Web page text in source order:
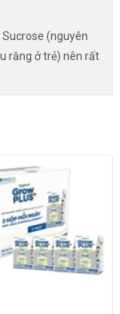
(nguyên
răng ở trẻ) nên rất